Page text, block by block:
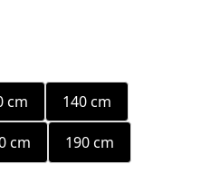
cm 140 cm
cm 190 cm